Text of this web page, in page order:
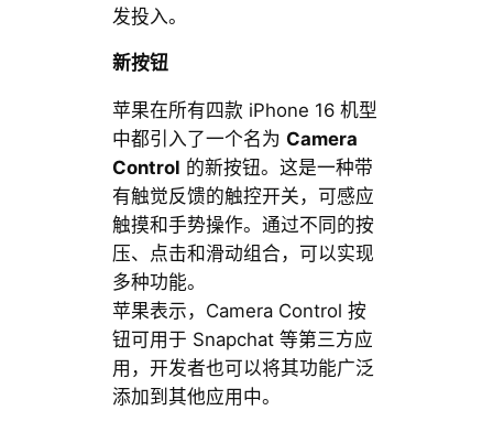
发投入。
新按钮
苹果在所有四款 iPhone 16 机型
中都引入了一个名为 Camera
Control 的新按钮。这是一种带
有触觉反馈的触控开关，可感应
触摸和手势操作。通过不同的按
压、点击和滑动组合，可以实现
多种功能。
苹果表示，Camera Control 按
钮可用于 Snapchat 等第三方应
用，开发者也可以将其功能广泛
添加到其他应用中。